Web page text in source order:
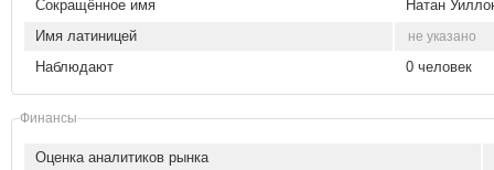
Сокращённое имя
Натан
Имя латиницей
не указано
Наблюдают 0 человек
Финансы
Оценка аналитиков рынка